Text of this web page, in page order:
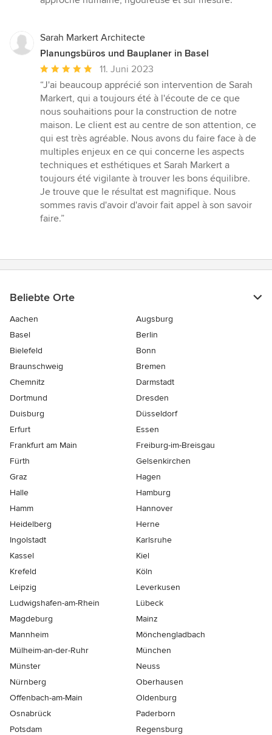
Sarah Markert Architecte
Planungsbüros und Bauplaner in Basel
Durchschnittliche
Bewertung:
5
von
5
Sternen
11. Juni 2023
“J'ai beaucoup apprécié son intervention de Sarah
Markert, qui a toujours été à l'écoute de ce que
nous souhaitions pour la construction de notre
maison. Le client est au centre de son attention, ce
qui est très agréable. Nous avons du faire face à de
multiples enjeux en ce qui concerne les aspects
techniques et esthétiques et Sarah Markert a
toujours été vigilante à trouver les bons équilibre.
Je trouve que le résultat est magnifique. Nous
sommes ravis d'avoir d'avoir fait appel à son savoir
faire.”
Beliebte Orte
Aachen
Augsburg
Basel
Berlin
Bielefeld
Bonn
Braunschweig
Bremen
Chemnitz
Darmstadt
Dortmund
Dresden
Duisburg
Düsseldorf
Erfurt
Essen
Frankfurt am Main
Freiburg-im-Breisgau
Fürth
Gelsenkirchen
Graz
Hagen
Halle
Hamburg
Hamm
Hannover
Heidelberg
Herne
Ingolstadt
Karlsruhe
Kassel
Kiel
Krefeld
Köln
Leipzig
Leverkusen
Ludwigshafen-am-Rhein
Lübeck
Magdeburg
Mainz
Mannheim
Mönchen­gladbach
Mülheim-an-der-Ruhr
München
Münster
Neuss
Nürnberg
Oberhausen
Offenbach-am-Main
Oldenburg
Osnabrück
Paderborn
Potsdam
Regensburg